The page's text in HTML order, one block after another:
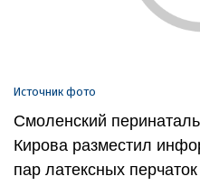
Источник фото
Смоленский
Кирова разместил
пар латексных